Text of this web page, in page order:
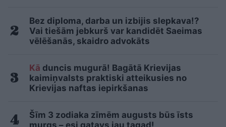
Bez diploma, darba un izbijis slepkava!?
Vai tiešām jebkurš var kandidēt Saeimas
vēlēšanās, skaidro advokāts
Kā duncis mugurā! Bagātā Krievijas
kaimiņvalsts praktiski atteikusies no
Krievijas naftas iepirkšanas
Šīm 3 zodiaka zīmēm augusts būs īsts